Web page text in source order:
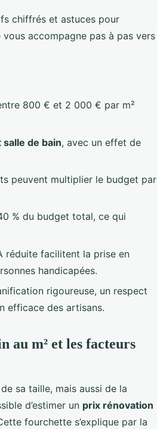
chiffrés et astuces pour
accompagne pas à pas vers
800 € et 2 000 € par m²
salle de bain, avec un effet de
peuvent multiplier le budget par
% du budget total, ce qui
réduite facilitent la prise en
handicapées.
rigoureuse, un respect
efficace des artisans.
au m² et les facteurs
sa taille, mais aussi de la
d’estimer un prix rénovation
fourchette s’explique par la